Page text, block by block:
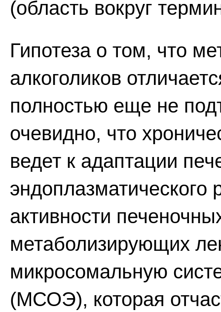
(область вокруг
Гипотеза о том, что
алкоголиков
полностью еще не
очевидно, что
ведет к адаптации
эндоплазматического
активности
метаболизирующих
микросомальную
(МСОЭ), которая